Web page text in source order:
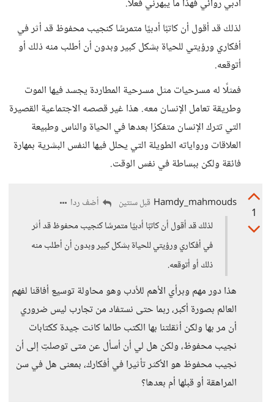
أدبي روائي فهذا ما يبهرني فعلًا.
لذلك قد أقول أن كاتبًا أدبيًا متمرسًا كنجيب محفوظ قد أثر في
أفكاري ورؤيتي للحياة بشكل كبير وبدون أن أطلب منه ذلك أو
أتوقعه.
فمثلًا له مسرحيات مثل مسرحية المطاردة يجسد فيها الموت
وطريقة تعامل الإنسان معه. هذا غير قصصه الاجتماعية القصيرة
التي تترك الإنسان متفكرًا بعدها في الحياة والناس وطبيعة
العلاقات ورواياته الطويلة التي يحلل فيها النفس البشرية بمهارة
فائقة ولكن ببساطة في نفس الوقت.
1
Hamdy_mahmouds قبل سنتين
أضف ردا
لذلك قد أقول أن كاتبًا أدبيًا متمرسًا كنجيب محفوظ قد أثر
في أفكاري ورؤيتي للحياة بشكل كبير وبدون أن أطلب منه
ذلك أو أتوقعه.
هذا دور مهم وبرأي الأهم للأدب وهو محاولة توسيع أفاقنا لفهم
العالم بصورة أكبر، ربما حتى نستفاد من تجارب ليس ضروري
أن مر بها ولكن أثقلتنا بها الكتب طالما كانت جيدة ككتابات
نجيب محفوظ، ولكن هل لي أن أسأل عن متى توصلتِ إلى أن
نجيب محفوظ هو الأكثر تأثيرا في أفكارك، بمعنى هل في سن
المراهقة أو قبلها أم بعدها؟